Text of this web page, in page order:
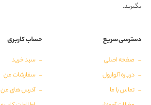
بگیرید.
دسترسی سریع
صفحه اصلی
درباره آلوارول
تماس با ما
حساب کاربری
سبد خرید
سفارشات من
آدرس های من